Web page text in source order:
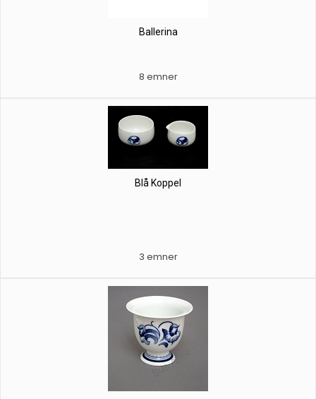
Ballerina
8 emner
Blå Koppel
3 emner